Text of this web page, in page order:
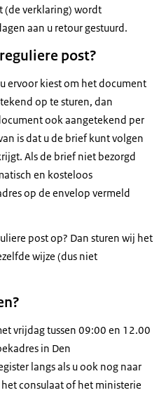
(de verklaring) wordt
aan u retour gestuurd.
post?
ervoor kiest om het document
op te sturen, dan
ook aangetekend per
is dat u de brief kunt volgen
Als de brief niet bezorgd
en kosteloos
op de envelop vermeld
post op? Dan sturen wij het
wijze (dus niet
vrijdag tussen 09:00 en 12.00
in Den
langs als u ook nog naar
consulaat of het ministerie